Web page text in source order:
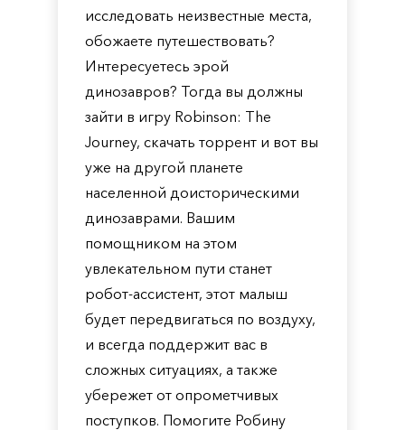
исследовать неизвестные места,
обожаете путешествовать?
Интересуетесь эрой
динозавров? Тогда вы должны
зайти в игру Robinson: The
Journey, скачать торрент и вот вы
уже на другой планете
населенной доисторическими
динозаврами. Вашим
помощником на этом
увлекательном пути станет
робот-ассистент, этот малыш
будет передвигаться по воздуху,
и всегда поддержит вас в
сложных ситуациях, а также
убережет от опрометчивых
поступков. Помогите Робину